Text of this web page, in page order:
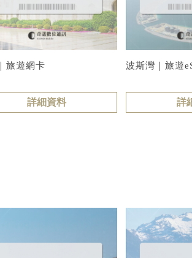
旅遊網卡
詳細資料
波斯灣｜旅遊
詳